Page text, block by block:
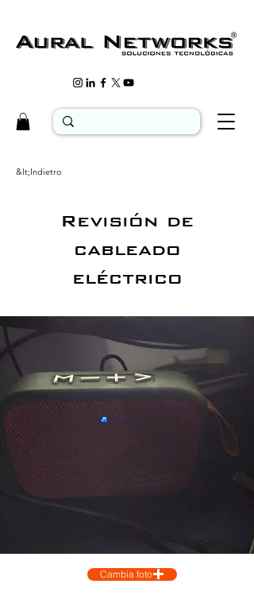
&lt;Indietro
Revisión de
cableado
eléctrico
Cambia foto